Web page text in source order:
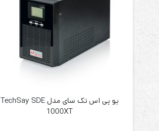
یو پی اس تک سای مدل TechSay SDE
1000XT